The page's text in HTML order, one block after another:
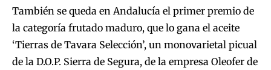
También se queda en Andalucía el primer premio de
la categoría frutado maduro, que lo gana el aceite
‘Tierras de Tavara Selección’, un monovarietal picual
de la D.O.P. Sierra de Segura, de la empresa Oleofer de